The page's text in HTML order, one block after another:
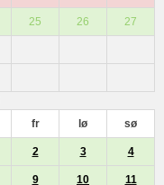
25 26 27
fr lø sø
2 3 4
9 10 11